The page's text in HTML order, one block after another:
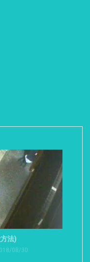
法)
08/30